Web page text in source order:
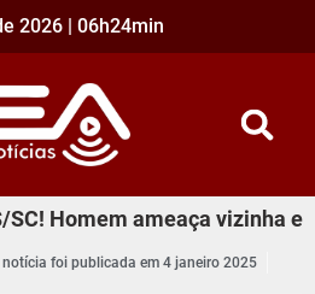
2026 | 06h24min
SC! Homem ameaça vizinha e
notícia foi publicada em 4 janeiro 2025